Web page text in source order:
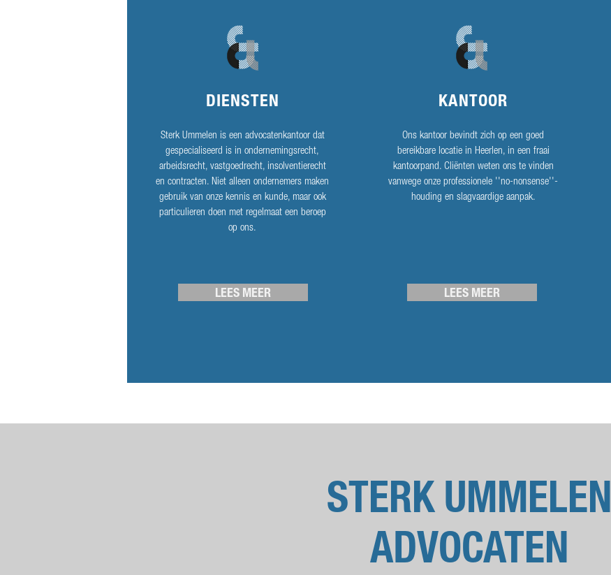
DIENSTEN
Sterk Ummelen is een advocatenkantoor dat
gespecialiseerd is in ondernemingsrecht,
arbeidsrecht, vastgoedrecht, insolventierecht
en contracten. Niet alleen ondernemers maken
gebruik van onze kennis en kunde, maar ook
particulieren doen met regelmaat een beroep
op ons.
LEES MEER
KANTOOR
Ons kantoor bevindt zich op een goed
bereikbare locatie in Heerlen, in een fraai
kantoorpand. Cliënten weten ons te vinden
vanwege onze professionele ''no-nonsense''-
houding en slagvaardige aanpak.
LEES MEER
STERK UMMELEN
ADVOCATEN